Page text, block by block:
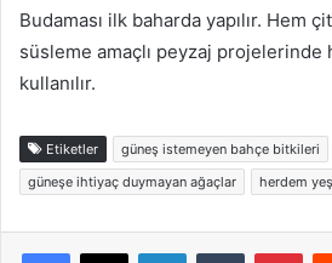
Budaması ilk baharda yapılır. Hem
süsleme amaçlı peyzaj
kullanılır.
Etiketler
güneş istemeyen bahçe bitkileri
güneşe ihtiyaç duymayan ağaçlar
herdem
Facebook
X LinkedInTumblr